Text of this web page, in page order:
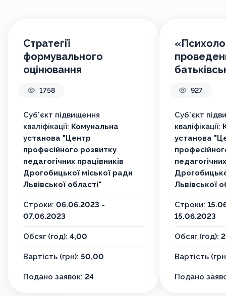
Стратегії
формувального
оцінювання
1758
Суб'єкт підвищення
кваліфікації: Комунальна
установа "Центр
професійного розвитку
педагогічних працівників
Дрогобицької міської ради
Львівської області"
Строки: 06.06.2023 -
07.06.2023
Обсяг (год): 4,00
Вартість (грн): 50,00
Подано заявок: 24
927
Суб'єкт
кваліфікації:
установа
Львівської
Строки:
15.06.2023
Обсяг (год):
Вартість
Подано